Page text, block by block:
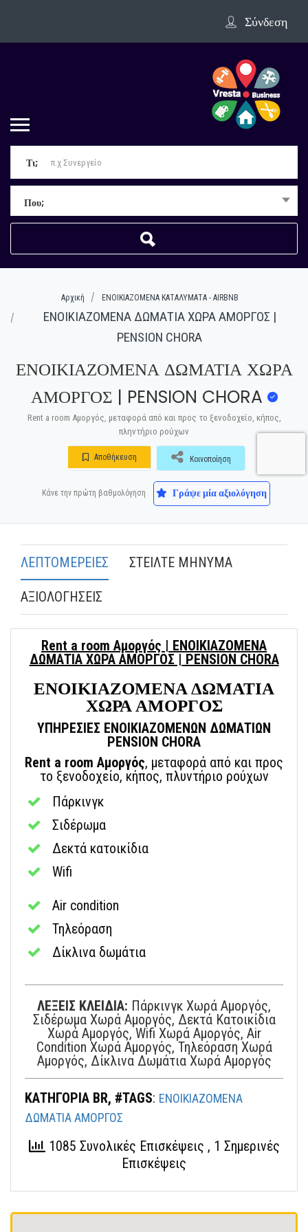
Σύνδεση
Τι;
Που;
Αρχική ΕΝΟΙΚΙΑΖΟΜΕΝΑ ΚΑΤΑΛΥΜΑΤΑ - AIRBNB
ΕΝΟΙΚΙΑΖΟΜΕΝΑ ΔΩΜΑΤΙΑ ΧΩΡΑ ΑΜΟΡΓΟΣ |
PENSION CHORA
ΕΝΟΙΚΙΑΖΟΜΕΝΑ ΔΩΜΑΤΙΑ ΧΩΡΑ
ΑΜΟΡΓΟΣ | PENSION CHORA
Rent a room Αμοργός, μεταφορά από και προς το ξενοδοχείο, κήπος,
πληντήριο ρούχων
Αποθήκευση Κοινοποίηση
Κάνε την πρώτη βαθμολόγηση Γράψε μία αξιολόγηση
ΛΕΠΤΟΜΕΡΕΙΕΣ ΣΤΕΙΛΤΕ ΜΗΝΥΜΑ
ΑΞΙΟΛΟΓΗΣΕΙΣ
Rent a room Αμοργός | ΕΝΟΙΚΙΑΖΟΜΕΝΑ
ΔΩΜΑΤΙΑ ΧΩΡΑ ΑΜΟΡΓΟΣ | PENSION CHORA
ΕΝΟΙΚΙΑΖΟΜΕΝΑ ΔΩΜΑΤΙΑ
ΧΩΡΑ ΑΜΟΡΓΟΣ
ΥΠΗΡΕΣΙΕΣ ΕΝΟΙΚΙΑΖΟΜΕΝΩΝ ΔΩΜΑΤΙΩΝ
PENSION CHORA
Rent a room Αμοργός, μεταφορά από και προς
το ξενοδοχείο, κήπος, πλυντήριο ρούχων
Πάρκινγκ
Σιδέρωμα
Δεκτά κατοικίδια
Wifi
Air condition
Τηλεόραση
Δίκλινα δωμάτια
ΛΕΞΕΙΣ ΚΛΕΙΔΙΑ: Πάρκινγκ Χωρά Αμοργός,
Σιδέρωμα Χωρά Αμοργός, Δεκτά Κατοικίδια
Χωρά Αμοργός, Wifi Χωρά Αμοργός, Air
Condition Χωρά Αμοργός, Τηλεόραση Χωρά
Αμοργός, Δίκλινα Δωμάτια Χωρά Αμοργός
ΚΑΤΗΓΟΡΙΑ BR, #TAGS: ΕΝΟΙΚΙΑΖΟΜΕΝΑ
ΔΩΜΑΤΙΑ ΑΜΟΡΓΟΣ
1085 Συνολικές Επισκέψεις , 1 Σημερινές
Επισκέψεις